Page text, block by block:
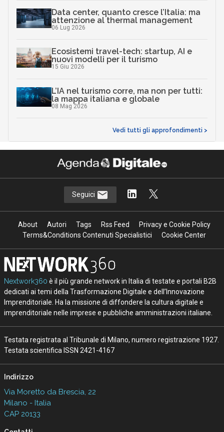
Data center, quanto cresce l’Italia: ma
attenzione al thermal management
06 Lug 2026
Ecosistemi travel-tech: startup, AI e
nuovi modelli per il turismo
15 Giu 2026
L’IA nel turismo corre, ma non per tutti:
la mappa italiana e globale
08 Mag 2026
Vedi tutti gli approfondimenti >
Seguici
About Autori Tags Rss Feed
Privacy e Cookie Policy
Terms&Conditions Contenuti Specialistici
Cookie Center
Nextwork360 è il più grande network in Italia di testate e portali B2B
dedicati ai temi della Trasformazione Digitale e dell’Innovazione
Imprenditoriale. Ha la missione di diffondere la cultura digitale e
imprenditoriale nelle imprese e pubbliche amministrazioni italiane.
Testata registrata al Tribunale di Milano, numero registrazione 1927.
Testata scientifica ISSN 2421-4167
Indirizzo
Via Moretto da Brescia, 22
Milano - Italia
CAP 20133